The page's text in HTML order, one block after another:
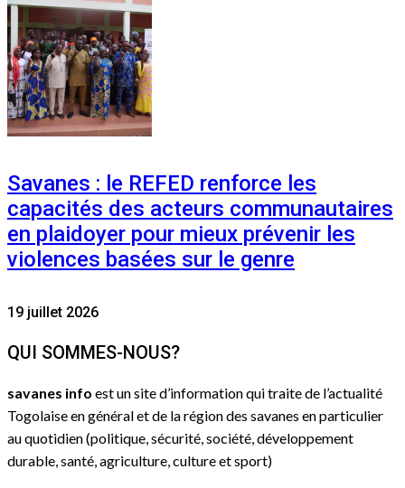
Savanes : le REFED renforce les
capacités des acteurs communautaires
en plaidoyer pour mieux prévenir les
violences basées sur le genre
19 juillet 2026
QUI SOMMES-NOUS?
savanes info est un site d’information qui traite de l’actualité
Togolaise en général et de la région des savanes en particulier
au quotidien (politique, sécurité, société, développement
durable, santé, agriculture, culture et sport)